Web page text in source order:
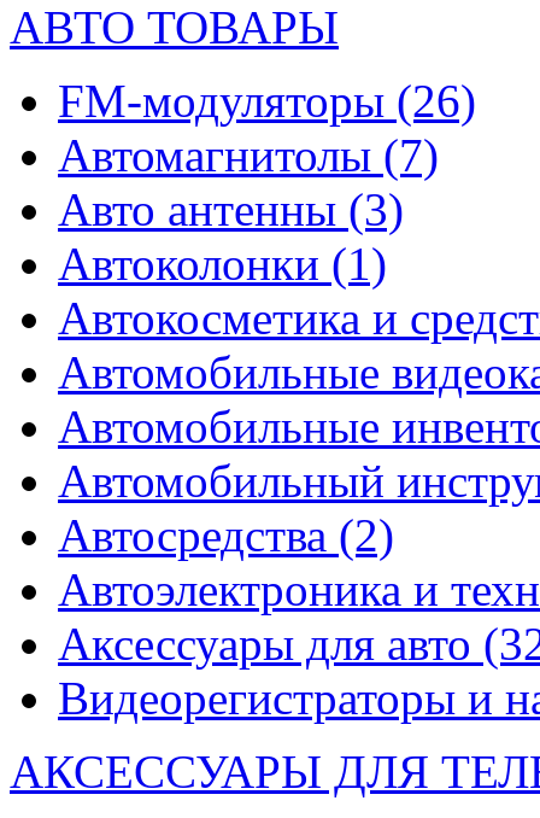
АВТО ТОВАРЫ
FM-модуляторы (26)
Автомагнитолы (7)
Авто антенны (3)
Автоколонки (1)
Автокосметика и
Автомобильные
Автомобильные
Автомобильный
Автосредства (2)
Автоэлектроника и
Аксессуары для авто
Видеорегистраторы и
АКСЕССУАРЫ ДЛЯ